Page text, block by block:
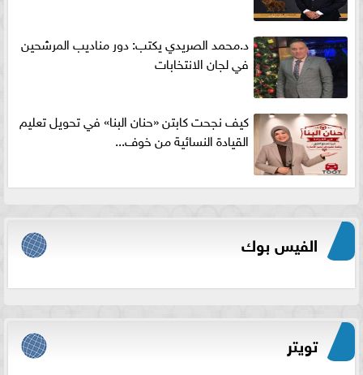
د.محمد الصريدي يكتب: دور مناديب المرشحين
في لجان الانتخابات
كيف نجحت كابتن «حنان البنا» في تحويل تعليم
القيادة النسائية من خوف...
الفيس بوك
تويتر